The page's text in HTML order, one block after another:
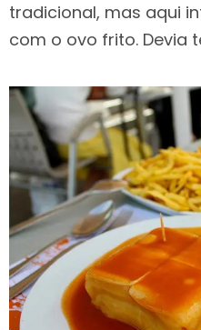
tradicional, mas aqui
com o ovo frito. Devia